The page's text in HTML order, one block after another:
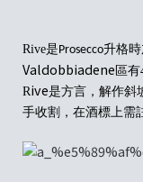
Rive是Prosecco升格
Valdobbiadene區
Rive是方言， 解作斜
手收割，在酒標上需